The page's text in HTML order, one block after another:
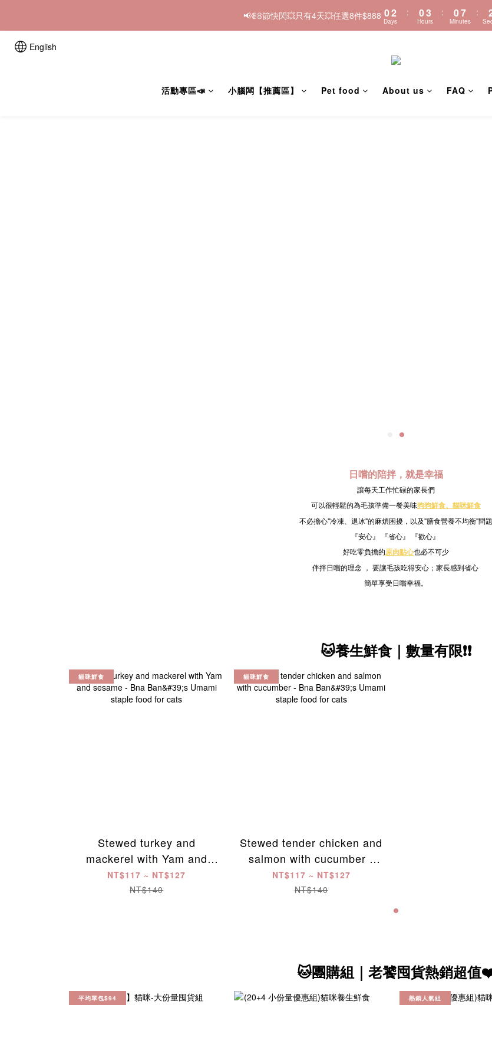
＼🚚全品項現貨~快速寄出／
📢𝟠𝟠節快閃💥只有4天💥任選8件$888 02
1
Days
:
03
2
Hours
:
07
6
1
Minutes
:
English
活動專區📣 小腦闆【推薦區】 Pet food About us FAQ
日嚐的陪拌，就是幸福
讓每天工作忙碌的家長們
可以很輕鬆的為毛孩準備一餐美味狗狗鮮食、 貓咪鮮食
不必擔心"冷凍、退冰"的麻煩困擾，以及"膳食營養不均衡"問題
『安心』 『省心』 『歡心』
好吃零負擔的原肉點心也必不可少
伴拌日嚐的理念 ， 要讓毛孩吃得安心；家長感到省心
簡單享受日嚐幸福。
🐱養生鮮食｜數量有限❗❗
貓咪鮮食
Stewed turkey and
mackerel with Yam and
sesame - Bna Ban's Umami
staple food for cats
NT$117 ~ NT$127
NT$140
貓咪鮮食
Stewed tender chicken and
salmon with cucumber -
Bna Ban's Umami staple
food for cats
NT$117 ~ NT$127
NT$140
🐱團購組｜老饕囤貨熱銷超值
平均單包$94 熱銷人氣組